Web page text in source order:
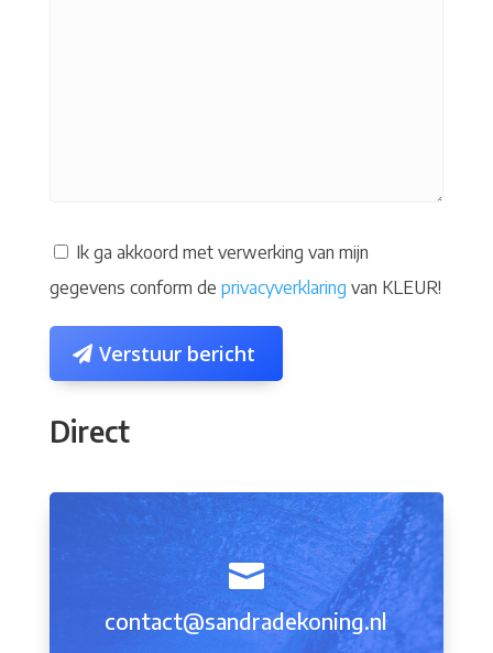
Ik ga akkoord met verwerking van mijn
gegevens conform de privacyverklaring van KLEUR!
Verstuur bericht
Direct

contact@sandradekoning.nl